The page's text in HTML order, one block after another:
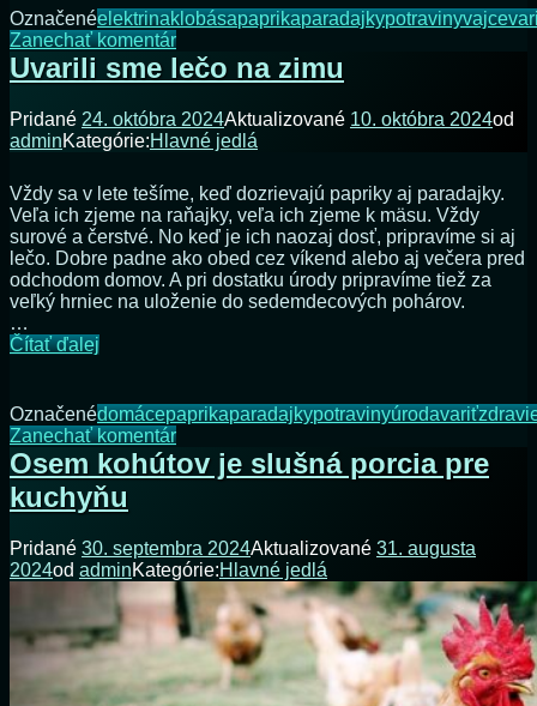
psíkovi
Označenéelektrinaklobásapaprikaparadajkypotravinyvajce
Zanechať komentárna
Lečo
chutí
psíkovi
Uvarili sme lečo na zimu
Pridané 24. októbra 2024Aktualizované 10. októbra 2024od
adminKategórie:Hlavné jedlá
Vždy sa v lete tešíme, keď dozrievajú papriky aj paradajky.
Veľa ich zjeme na raňajky, veľa ich zjeme k mäsu. Vždy
surové a čerstvé. No keď je ich naozaj dosť, pripravíme si aj
lečo. Dobre padne ako obed cez víkend alebo aj večera pred
odchodom domov. A pri dostatku úrody pripravíme tiež za
veľký hrniec na uloženie do sedemdecových pohárov.
…
Čítať ďalejUvarili
na
zimu
Označenédomácepaprikaparadajkypotravinyúrodavariť
Zanechať komentárna
Uvarili
sme
zimu
Osem kohútov je slušná porcia pre
kuchyňu
Pridané 30. septembra 2024Aktualizované 31. augusta
2024od adminKategórie:Hlavné jedlá